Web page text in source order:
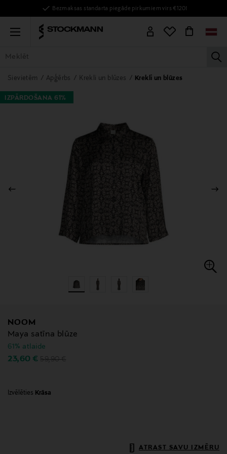
Bezmaksas standarta piegāde pirkumiem virs €120!
Menu
VISAS PRECES SIEVIETĒM VĪRIEŠIEM BĒRNIEM
Sievietēm Apģērbs Krekli un blūzes Krekli un blūzes
IZPĀRDOŠANA 61%
NOOM
Maya satīna blūze
61% atlaide
Discounted Price
23,60 € Original Price
59,90 €
Izvēlēties Krāsa
ATRAST SAVU IZMĒRU